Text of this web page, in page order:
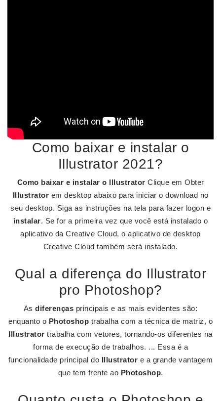
Como baixar e instalar o
Illustrator 2021?
Como baixar e instalar o Illustrator Clique em Obter
Illustrator em desktop abaixo para iniciar o download no
seu desktop. Siga as instruções na tela para fazer logon e
instalar. Se for a primeira vez que você está instalado o
aplicativo da Creative Cloud, o aplicativo de desktop
Creative Cloud também será instalado.
Qual a diferença do Illustrator
pro Photoshop?
Asdiferenças principais e as mais evidentes são:
enquanto o Photoshop trabalha com a técnica de matriz, o
Illustrator trabalha com vetores, tornando-os diferentes na
forma de execução de trabalhos. ... Essa é a
funcionalidade principal do Illustrator e a grande vantagem
que tem frente ao Photoshop.